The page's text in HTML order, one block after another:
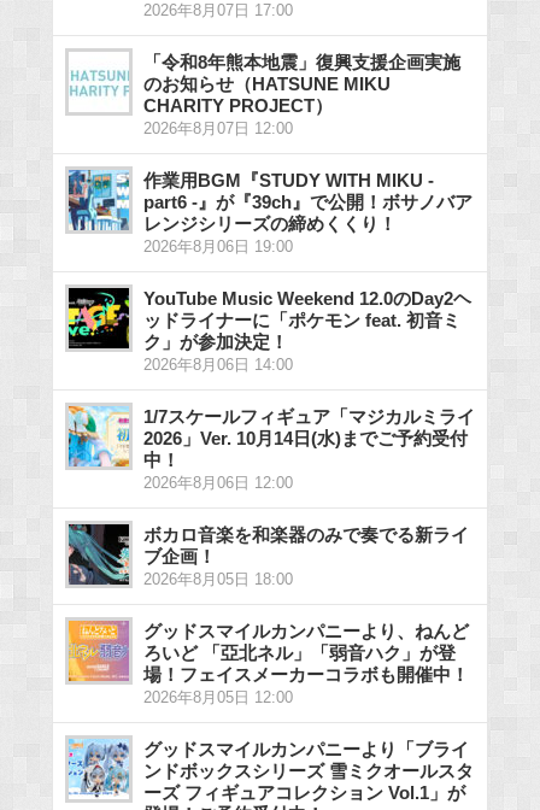
2026年8月07日 17:00
「令和8年熊本地震」復興支援企画実施
のお知らせ（HATSUNE MIKU
CHARITY PROJECT）
2026年8月07日 12:00
作業用BGM『STUDY WITH MIKU -
part6 -』が『39ch』で公開！ボサノバア
レンジシリーズの締めくくり！
2026年8月06日 19:00
YouTube Music Weekend 12.0のDay2ヘ
ッドライナーに「ポケモン feat. 初音ミ
ク」が参加決定！
2026年8月06日 14:00
1/7スケールフィギュア「マジカルミライ
2026」Ver. 10月14日(水)までご予約受付
中！
2026年8月06日 12:00
ボカロ音楽を和楽器のみで奏でる新ライ
ブ企画！
2026年8月05日 18:00
グッドスマイルカンパニーより、ねんど
ろいど 「亞北ネル」「弱音ハク」が登
場！フェイスメーカーコラボも開催中！
2026年8月05日 12:00
グッドスマイルカンパニーより「ブライ
ンドボックスシリーズ 雪ミクオールスタ
ーズ フィギュアコレクション Vol.1」が